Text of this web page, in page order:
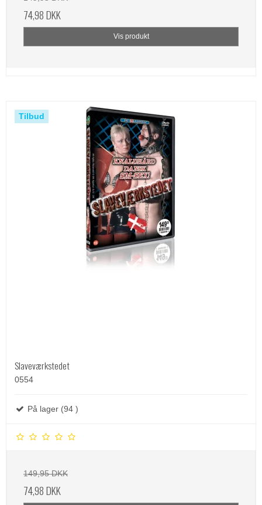
74,98 DKK
Vis produkt
Tilbud
Slaveværkstedet
0554
På lager (94 )
149,95 DKK
74,98 DKK